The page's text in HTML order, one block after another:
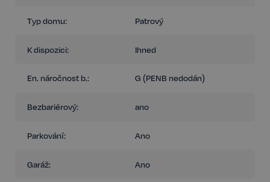
Typ domu: Patrový
K dispozici: Ihned
En. náročnost b.: G (PENB nedodán)
Bezbariérový: ano
Parkování: Ano
Garáž: Ano